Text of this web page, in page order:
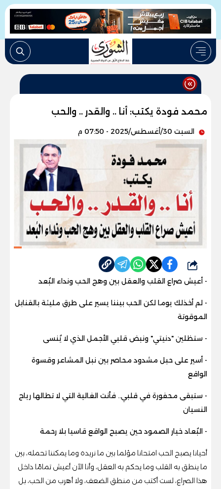
محمد فودة يكتب: أنا .. والقدر .. والحب
السبت 30/أغسطس/2025 - 07:50 م
شارك
- أعيش صراع القلب والعقل بين وهج الحب ونداء البُعد
- لم أخذلك يوما لكن الحب بيننا يسير على طرق مليئة بالقنابل
الموقوتة
- ستظلين "دنيتي" ونبض قلبي الأجمل الذي لا يُنسى
- أسير على حبل مشدود محاصر بين نبل المشاعر وقسوة
الواقع
- ستبقى محفورة في قلبي.. فأنت الغالية التي لا تطالها رياح
النسيان
- البُعاد خيار الصمود حين يصبح الواقع قاسيا بلا رحمة
أحيانا يصبح الحب امتحانا مؤلما بين ما نريده وما يمكننا تحمله، بين
ما ينطق به القلب وما يحكم به العقل، وأنا الآن أعيش تمامًا داخل
هذا الصراع، لست أكتب من منطق الضعف، ولا أهرب من الحب، بل